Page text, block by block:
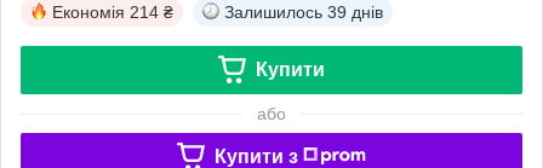
Економія 214 ₴ Залишилось 39 днів
Купити
або
Купити з